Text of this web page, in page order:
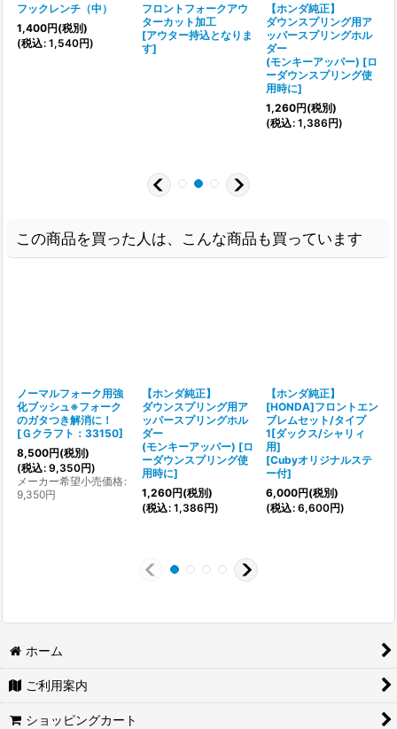
フックレンチ（中）
1,400円(税別)
(税込: 1,540円)
フロントフォークアウ
ターカット加工
[アウター持込となりま
す]
【ホンダ純正】
ダウンスプリング用ア
ッパースプリングホル
ダー
(モンキーアッパー) [ロ
ーダウンスプリング使
用時に]
1,260円(税別)
(税込: 1,386円)
この商品を買った人は、こんな商品も買っています
ノーマルフォーク用強
化ブッシュ※フォーク
のガタつき解消に！
[Ｇクラフト：33150]
8,500円(税別)
(税込: 9,350円)
メーカー希望小売価格:
9,350円
【ホンダ純正】
ダウンスプリング用ア
ッパースプリングホル
ダー
(モンキーアッパー) [ロ
ーダウンスプリング使
用時に]
1,260円(税別)
(税込: 1,386円)
【ホンダ純正】
[HONDA]フロントエン
ブレムセット/タイプ
1[ダックス/シャリィ
用]
[Cubyオリジナルステ
ー付]
6,000円(税別)
(税込: 6,600円)
ホーム
ご利用案内
ショッピングカート